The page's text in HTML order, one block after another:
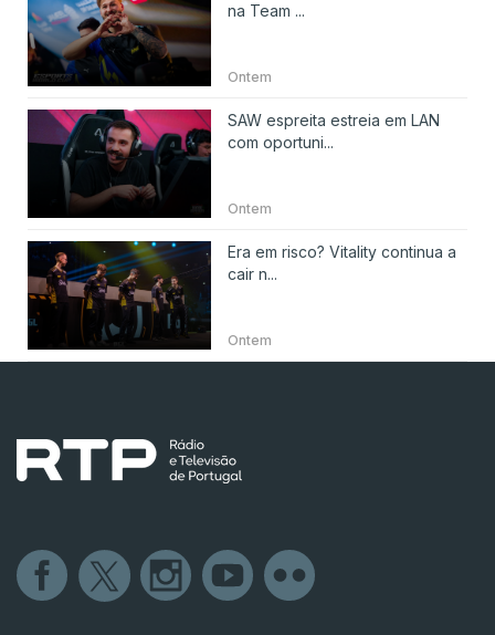
na Team ...
Ontem
SAW espreita estreia em LAN
com oportuni...
Ontem
Era em risco? Vitality continua a
cair n...
Ontem